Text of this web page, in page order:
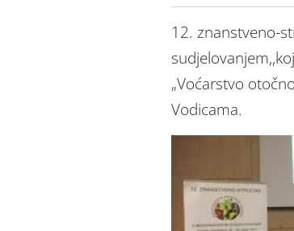
12. znanstveno-
„Voćarstvo
Vodicama.